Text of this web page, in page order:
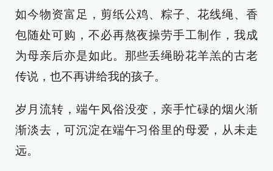
如今物资富足，剪纸公鸡、粽子、花线绳、香
包随处可购，不必再熬夜操劳手工制作，我成
为母亲后亦是如此。那些丢绳盼花羊羔的古老
传说，也不再讲给我的孩子。
岁月流转，端午风俗没变，亲手忙碌的烟火渐
渐淡去，可沉淀在端午习俗里的母爱，从未走
远。